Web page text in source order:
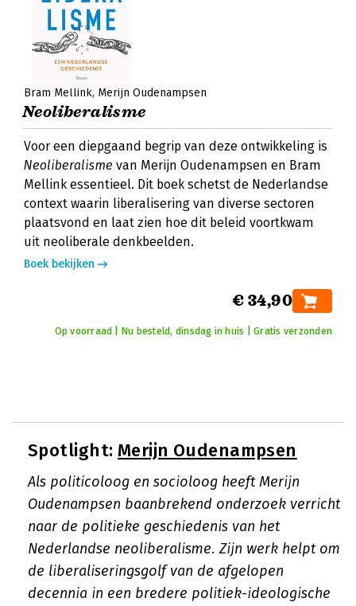
Bram Mellink Merijn Oudenampsen
Neoliberalisme
Voor een diepgaand begrip van deze ontwikkeling is
Neoliberalisme van Merijn Oudenampsen en Bram
Mellink essentieel. Dit boek schetst de Nederlandse
context waarin liberalisering van diverse sectoren
plaatsvond en laat zien hoe dit beleid voortkwam
uit neoliberale denkbeelden.
Boek bekijken
€ 34,90
Op voorraad | Nu besteld, dinsdag in huis | Gratis verzonden
Spotlight: Merijn Oudenampsen
Als politicoloog en socioloog heeft Merijn
Oudenampsen baanbrekend onderzoek verricht
naar de politieke geschiedenis van het
Nederlandse neoliberalisme. Zijn werk helpt om
de liberaliseringsgolf van de afgelopen
decennia in een bredere politiek-ideologische